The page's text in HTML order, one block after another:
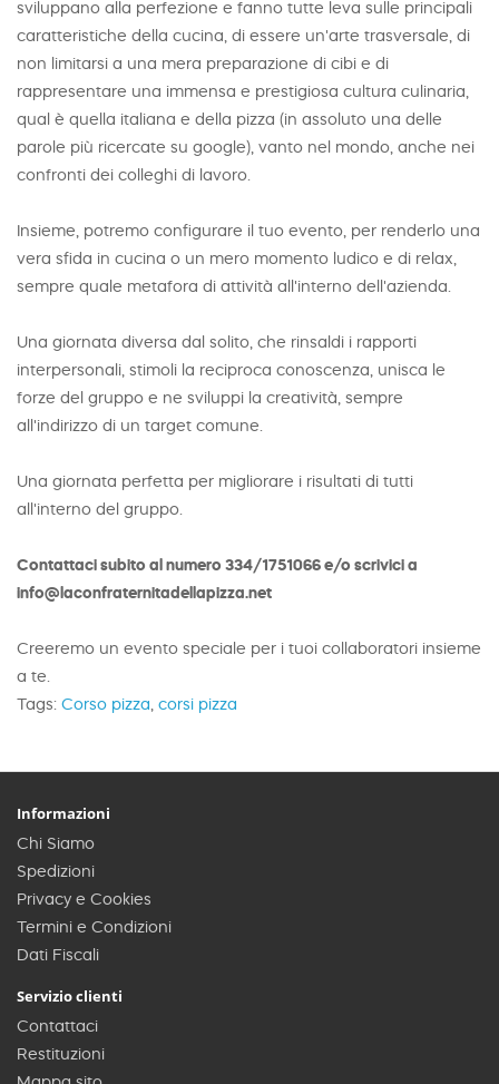
sviluppano alla perfezione e fanno tutte leva sulle principali
caratteristiche della cucina, di essere un'arte trasversale, di
non limitarsi a una mera preparazione di cibi e di
rappresentare una immensa e prestigiosa cultura culinaria,
qual è quella italiana e della pizza (in assoluto una delle
parole più ricercate su google), vanto nel mondo, anche nei
confronti dei colleghi di lavoro.
Insieme, potremo configurare il tuo evento, per renderlo una
vera sfida in cucina o un mero momento ludico e di relax,
sempre quale metafora di attività all'interno dell'azienda.
Una giornata diversa dal solito, che rinsaldi i rapporti
interpersonali, stimoli la reciproca conoscenza, unisca le
forze del gruppo e ne sviluppi la creatività, sempre
all'indirizzo di un target comune.
Una giornata perfetta per migliorare i risultati di tutti
all'interno del gruppo.
Contattaci subito al numero 334/1751066 e/o scrivici a
info@laconfraternitadellapizza.net
Creeremo un evento speciale per i tuoi collaboratori insieme
a te.
Tags: Corso pizza, corsi pizza
Informazioni
Chi Siamo
Spedizioni
Privacy e Cookies
Termini e Condizioni
Dati Fiscali
Servizio clienti
Contattaci
Restituzioni